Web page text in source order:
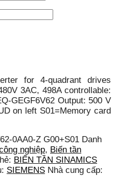
for 4-quadrant drives
3AC, 498A controllable:
GEGF6V62 Output: 500 V
on left S01=Memory card
0AA0-Z G00+S01 Danh
nghiệp, Biến tần
BIẾN TẦN SINAMICS
SIEMENS Nhà cung cấp: